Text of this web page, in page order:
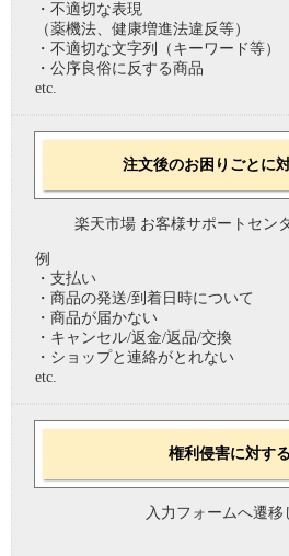
・不適切な表現
（薬機法、健康増進法違反等）
・不適切な文字列（キーワード等）
・公序良俗に反する商品
etc.
注文後のお困りごとに
楽天市場 お客様サポートセン
例
・支払い
・商品の発送/到着日時について
・商品が届かない
・キャンセル/返金/返品/交換
・ショップと連絡がとれない
etc.
権利侵害に対す
入力フォームへ遷移